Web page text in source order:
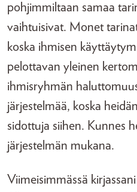
pohjimmiltaan samaa
vaihtuisivat. Monet
koska ihmisen
pelottavan yleinen
ihmisryhmän
järjestelmää, koska
sidottuja siihen. Kunnes
järjestelmän mukana.
Viimeisimmässä kirjassani